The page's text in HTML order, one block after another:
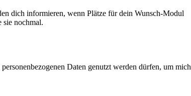
dich informieren, wenn Plätze für dein Wunsch-Modul
sie nochmal.
Daten genutzt werden dürfen, um mich